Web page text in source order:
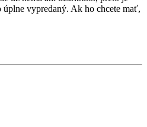
úplne vypredaný. Ak ho chcete mať,